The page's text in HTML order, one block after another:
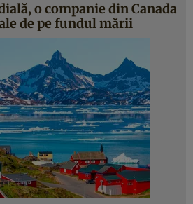
o companie din Canada
de pe fundul mării